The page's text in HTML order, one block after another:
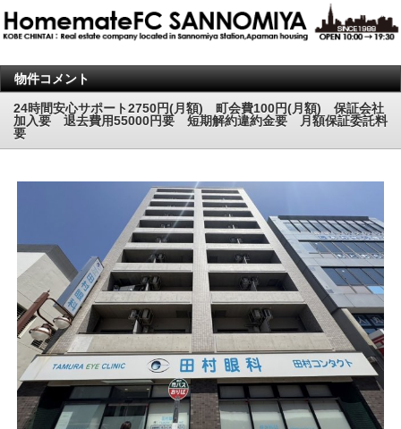
物件コメント
24時間安心サポート2750円(月額) 町会費100円(月額) 保証会社
加入要 退去費用55000円要 短期解約違約金要 月額保証委託料
要